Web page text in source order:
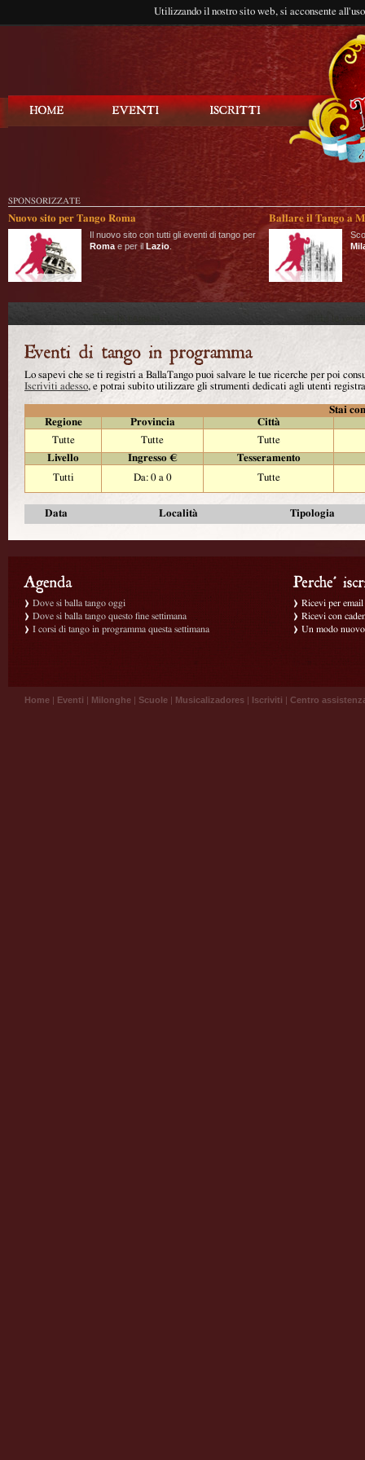
Utilizzando il nostro sito web, si acconsente
SPONSORIZZATE
Nuovo sito per Tango Roma
Il nuovo sito con tutti gli eventi di tango per
Roma e per il Lazio
Ballare il Tango a
Lo sapevi che se ti registri a BallaTango puoi salvare le tue ricerche per poi
Iscriviti adesso, e potrai subito utilizzare gli strumenti dedicati agli utenti
Stai
Regione
Provincia
Città
Tutte
Tutte
Tutte
Livello
Ingresso €
Tesseramento
Tutti
Da: 0 a 0 Tutte
Data Località Tipologia
Dove si balla tango oggi
Dove si balla tango questo fine settimana
I corsi di tango in programma questa settimana
Ricevi per
Ricevi con
Un modo
Home | Eventi | Milonghe | Scuole | Musicalizadores | Iscriviti | Centro